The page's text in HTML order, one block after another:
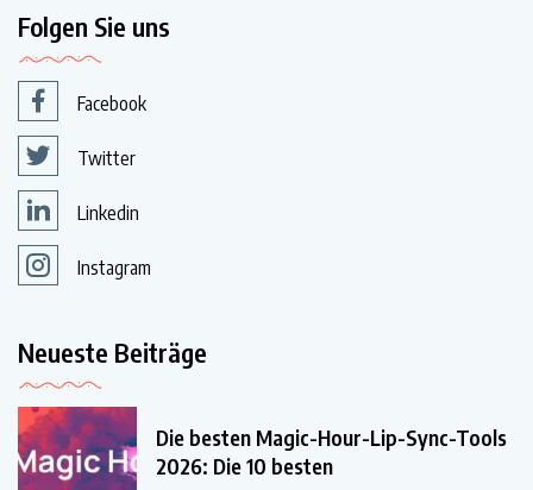
Folgen Sie uns
Facebook
Twitter
Linkedin
Instagram
Neueste Beiträge
Die besten Magic-Hour-Lip-Sync-Tools
2026: Die 10 besten